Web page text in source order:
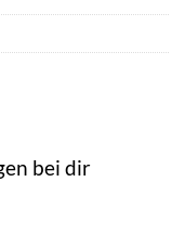
bei dir